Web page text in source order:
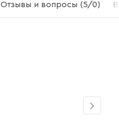
Отзывы и вопросы (5/0)